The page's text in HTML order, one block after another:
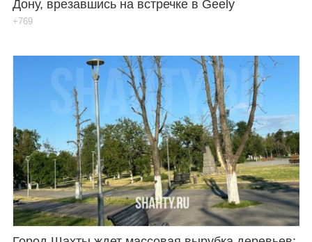
Дону, врезавшись на встречке в Geely
+769